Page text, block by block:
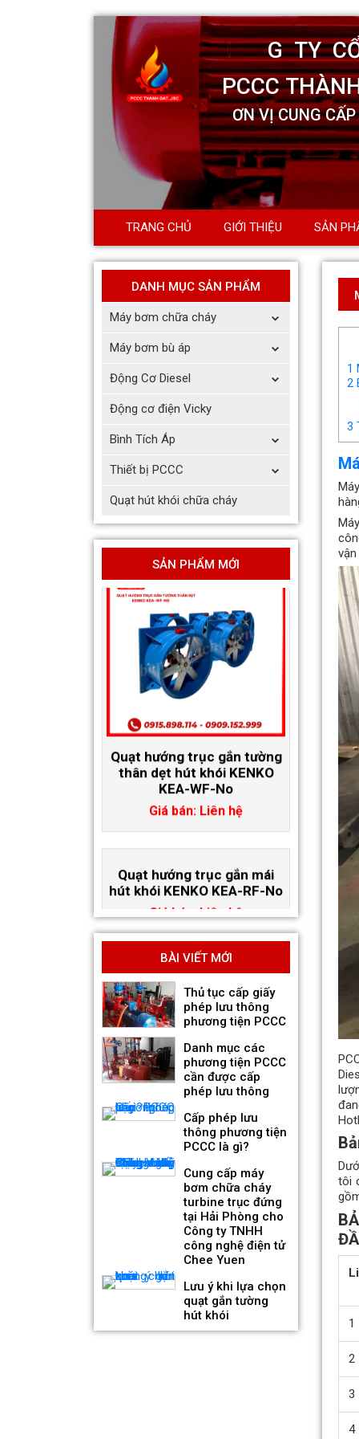
TRANG CHỦ GIỚI THIỆU SẢN
DANH MỤC SẢN PHẨM
Máy bơm chữa cháy
Máy bơm bù áp
Động Cơ Diesel
Động cơ điện Vicky
Bình Tích Áp
Thiết bị PCCC
Quạt hút khói chữa cháy
SẢN PHẨM MỚI
tường hút khói KENKO KEA-
Giá bán: Liên hệ
Quạt hướng trục gắn tường
thân dẹt hút khói KENKO
KEA-WF-No
Giá bán: Liên hệ
Quạt hướng trục gắn mái
hút khói KENKO KEA-RF-No
Quạt hướng trục hút khói 2
tốc độ KENKO KEA-SF-No
Giá bán: Liên hệ
BÀI VIẾT MỚI
Thủ tục cấp giấy
phép lưu thông
phương tiện PCCC
Danh mục các
phương tiện PCCC
cần được cấp
phép lưu thông
Cấp phép lưu
thông phương tiện
PCCC là gì?
Cung cấp máy
bơm chữa cháy
turbine trục đứng
tại Hải Phòng cho
Công ty TNHH
công nghệ điện tử
Chee Yuen
Lưu ý khi lựa chọn
quạt gắn tường
hút khói
1
2
3
tôi
1
2
3
4